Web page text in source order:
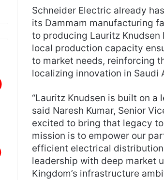
Schneider Electric already
its Dammam manufacturing
to producing Lauritz
local production capacity
to market needs, reinforcing
localizing innovation in Saudi
“Lauritz Knudsen is built on
said Naresh Kumar, Senior
excited to bring that legacy
mission is to empower our
efficient electrical
leadership with deep market
Kingdom’s infrastructure